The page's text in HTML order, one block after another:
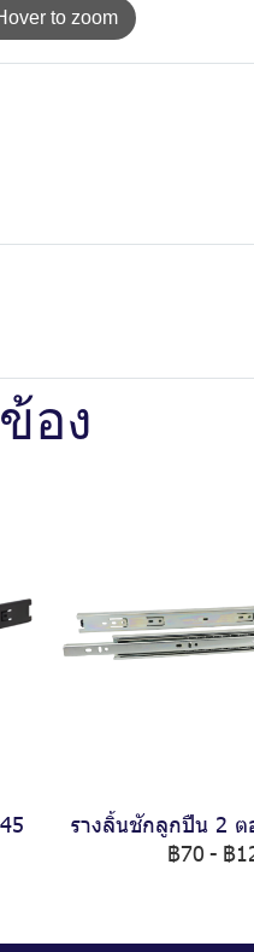
to zoom
อง
รางลิ้นชักลูกปืน 2
฿70 - ฿